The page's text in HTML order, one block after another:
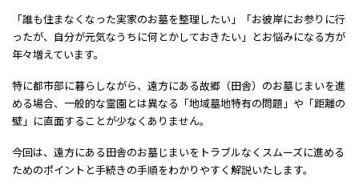
「誰も住まなくなった実家のお墓を整理したい」「お彼岸にお参りに行
ったが、自分が元気なうちに何とかしておきたい」とお悩みになる方が
年々増えています。
特に都市部に暮らしながら、遠方にある故郷（田舎）のお墓じまいを進
める場合、一般的な霊園とは異なる「地域墓地特有の問題」や「距離の
壁」に直面することが少なくありません。
今回は、遠方にある田舎のお墓じまいをトラブルなくスムーズに進める
ためのポイントと手続きの手順をわかりやすく解説いたします。